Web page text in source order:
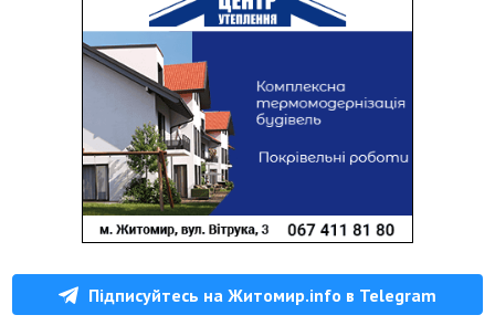
Підписуйтесь на Житомир.info в Telegram